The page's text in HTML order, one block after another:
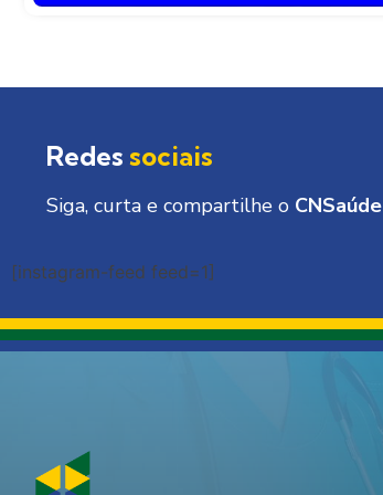
Redes sociais
Siga, curta e compartilhe o CNSaúde
[instagram-feed feed=1]